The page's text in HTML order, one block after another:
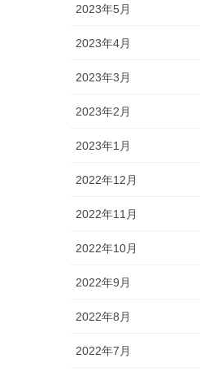
2023年5月
2023年4月
2023年3月
2023年2月
2023年1月
2022年12月
2022年11月
2022年10月
2022年9月
2022年8月
2022年7月